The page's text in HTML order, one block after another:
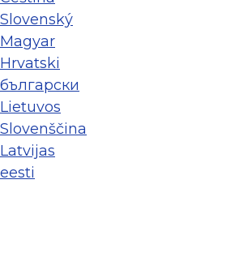
Slovenský
Magyar
Hrvatski
български
Lietuvos
Slovenščina
Latvijas
eesti